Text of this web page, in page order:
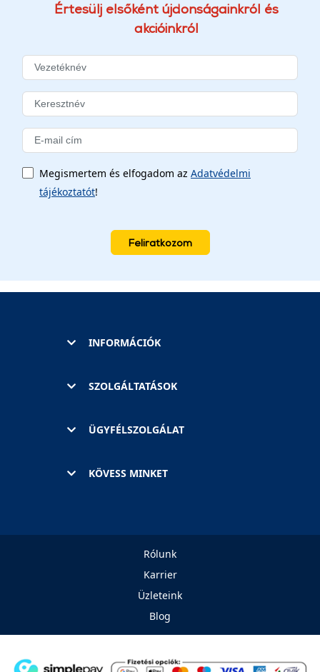
Értesülj elsőként újdonságainkról és
akcióinkról
Megismertem és elfogadom az Adatvédelmi
tájékoztatót!
Feliratkozom
INFORMÁCIÓK
SZOLGÁLTATÁSOK
ÜGYFÉLSZOLGÁLAT
KÖVESS MINKET
Rólunk
Karrier
Üzleteink
Blog